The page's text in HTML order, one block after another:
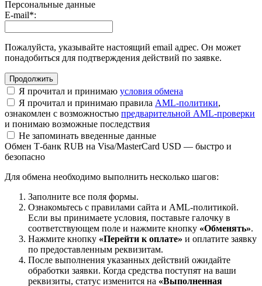
Персональные данные
E-mail*:
Пожалуйста, указывайте настоящий email адрес. Он может
понадобиться для подтверждения действий по заявке.
Я прочитал и принимаю условия обмена
Я прочитал и принимаю правила AML-политики,
ознакомлен с возможностью предварительной AML-проверки
и понимаю возможные последствия
Не запоминать введенные данные
Обмен Т-банк RUB на Visa/MasterCard USD — быстро и
безопасно
Для обмена необходимо выполнить несколько шагов:
Заполните все поля формы.
Ознакомьтесь с правилами сайта и AML-политикой.
Если вы принимаете условия, поставьте галочку в
соответствующем поле и нажмите кнопку «Обменять».
Нажмите кнопку «Перейти к оплате» и оплатите заявку
по предоставленным реквизитам.
После выполнения указанных действий ожидайте
обработки заявки. Когда средства поступят на ваши
реквизиты, статус изменится на «Выполненная